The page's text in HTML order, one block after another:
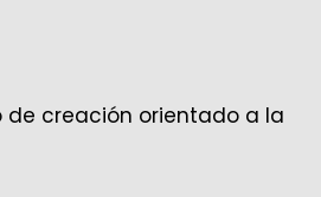
de creación orientado a la